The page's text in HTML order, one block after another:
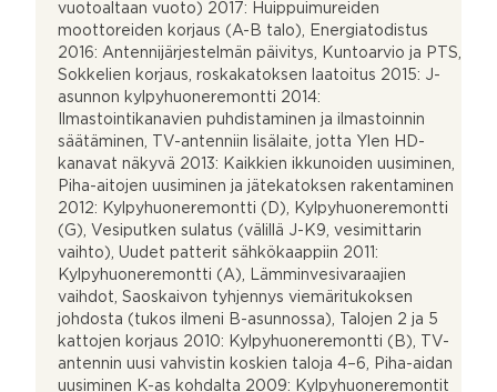
vuotoaltaan vuoto) 2017: Huippuimureiden
moottoreiden korjaus (A-B talo), Energiatodistus
2016: Antennijärjestelmän päivitys, Kuntoarvio ja PTS,
Sokkelien korjaus, roskakatoksen laatoitus 2015: J-
asunnon kylpyhuoneremontti 2014:
Ilmastointikanavien puhdistaminen ja ilmastoinnin
säätäminen, TV-antenniin lisälaite, jotta Ylen HD-
kanavat näkyvä 2013: Kaikkien ikkunoiden uusiminen,
Piha-aitojen uusiminen ja jätekatoksen rakentaminen
2012: Kylpyhuoneremontti (D), Kylpyhuoneremontti
(G), Vesiputken sulatus (välillä J-K9, vesimittarin
vaihto), Uudet patterit sähkökaappiin 2011:
Kylpyhuoneremontti (A), Lämminvesivaraajien
vaihdot, Saoskaivon tyhjennys viemäritukoksen
johdosta (tukos ilmeni B-asunnossa), Talojen 2 ja 5
kattojen korjaus 2010: Kylpyhuoneremontti (B), TV-
antennin uusi vahvistin koskien taloja 4–6, Piha-aidan
uusiminen K-as kohdalta 2009: Kylpyhuoneremontit